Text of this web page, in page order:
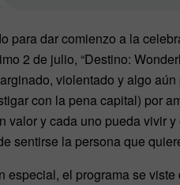
para dar comienzo a la
2 de julio, “Destino:
violentado y algo
con la pena capital) por
valor y cada uno pueda vivir
sentirse la persona que
especial, el programa se